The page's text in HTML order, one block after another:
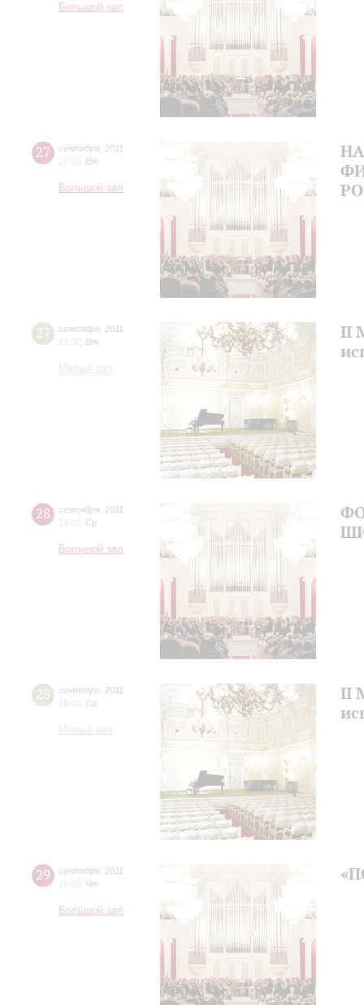
Большой зал
27 сентября 2011
19:00 Вт
Большой зал
27 сентября 2011
19:00 Вт
Малый зал
II
28 сентября 2011
19:00 Ср
Большой зал
28 сентября 2011
19:00 Ср
Малый зал
II
29 сентября 2011
19:00 Чт
Большой зал